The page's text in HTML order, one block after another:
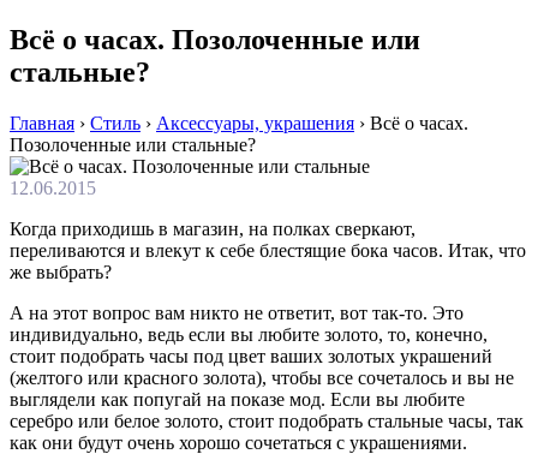
Всё о часах. Позолоченные или
стальные?
Главная › Стиль › Аксессуары, украшения › Всё о часах.
Позолоченные или стальные?
12.06.2015
Когда приходишь в магазин, на полках сверкают,
переливаются и влекут к себе блестящие бока часов. Итак, что
же выбрать?
А на этот вопрос вам никто не ответит, вот так-то. Это
индивидуально, ведь если вы любите золото, то, конечно,
стоит подобрать часы под цвет ваших золотых украшений
(желтого или красного золота), чтобы все сочеталось и вы не
выглядели как попугай на показе мод. Если вы любите
серебро или белое золото, стоит подобрать стальные часы, так
как они будут очень хорошо сочетаться с украшениями.